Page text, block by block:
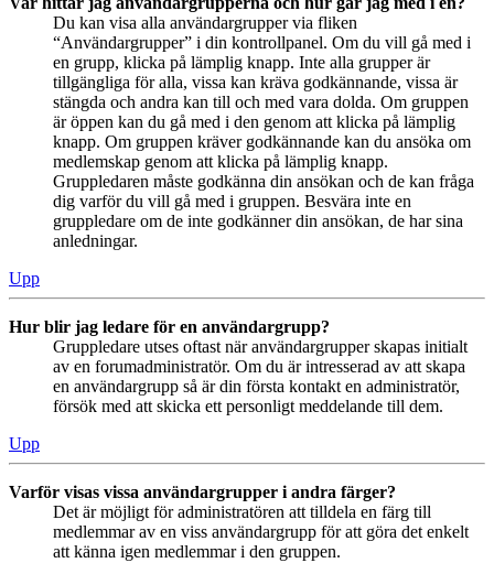
Du kan visa alla användargrupper via fliken
“Användargrupper” i din kontrollpanel. Om du vill gå med i
en grupp, klicka på lämplig knapp. Inte alla grupper är
tillgängliga för alla, vissa kan kräva godkännande, vissa är
stängda och andra kan till och med vara dolda. Om gruppen
är öppen kan du gå med i den genom att klicka på lämplig
knapp. Om gruppen kräver godkännande kan du ansöka om
medlemskap genom att klicka på lämplig knapp.
Gruppledaren måste godkänna din ansökan och de kan fråga
dig varför du vill gå med i gruppen. Besvära inte en
gruppledare om de inte godkänner din ansökan, de har sina
anledningar.
Upp
Hur blir jag ledare för en användargrupp?
Gruppledare utses oftast när användargrupper skapas initialt
av en forumadministratör. Om du är intresserad av att skapa
en användargrupp så är din första kontakt en administratör,
försök med att skicka ett personligt meddelande till dem.
Upp
Varför visas vissa användargrupper i andra färger?
Det är möjligt för administratören att tilldela en färg till
medlemmar av en viss användargrupp för att göra det enkelt
att känna igen medlemmar i den gruppen.